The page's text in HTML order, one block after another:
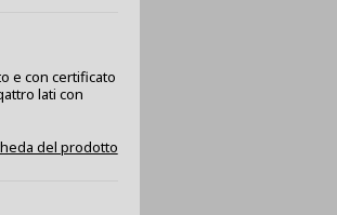
e con certificato
lati con
del prodotto